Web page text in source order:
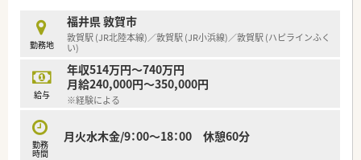
【職場環境と雰囲気】
■代表自らが現場に入ってスタッフと共に働いており、意見や提
案を言いやすい風通しの良い職場環境が自慢です。
■管理栄養士や登録販売者などの多職種が在籍しているため、専
門知識を共有しながらチーム医療を実践できます。
■店舗の2階には専用の研修室が設けられており、スタッフが自
勤務地
福井県 敦賀市
敦賀駅 (JR北陸本線)／敦賀駅 (JR小浜線)／敦賀駅 (ハピラインふく
い)
給与
年収514万円～740万円
月給240,000円～350,000円
※経験による
勤務
時間
月火水木金/9：00～18：00 休憩60分